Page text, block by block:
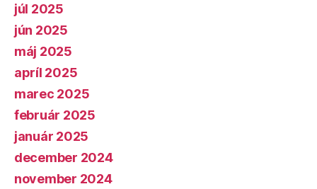
júl 2025
jún 2025
máj 2025
apríl 2025
marec 2025
február 2025
január 2025
december 2024
november 2024